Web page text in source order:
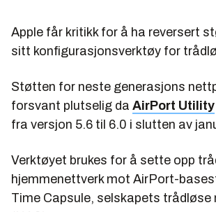
Apple får kritikk for å ha reversert
sitt konfigurasjonsverktøy for
Støtten for neste generasjons
forsvant plutselig da AirPort Utility
fra versjon 5.6 til 6.0 i slutten av
Verktøyet brukes for å sette opp
hjemmenettverk mot AirPort-
Time Capsule, selskapets trådløse